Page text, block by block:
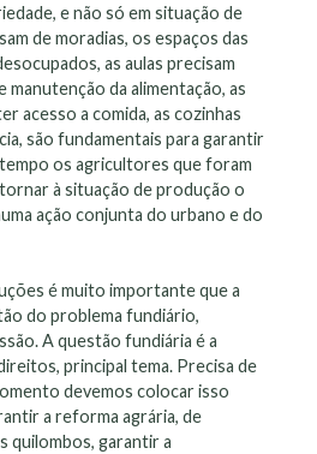
e não só em situação de
de moradias, os espaços das
as aulas precisam
manutenção da alimentação, as
acesso a comida, as cozinhas
são fundamentais para garantir
os agricultores que foram
à situação de produção o
ação conjunta do urbano e do
é muito importante que a
do problema fundiário,
A questão fundiária é a
principal tema. Precisa de
devemos colocar isso
a reforma agrária, de
quilombos, garantir a